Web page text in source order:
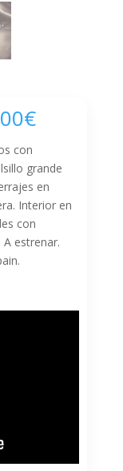
€
con
grande
en
Interior en
con
estrenar.